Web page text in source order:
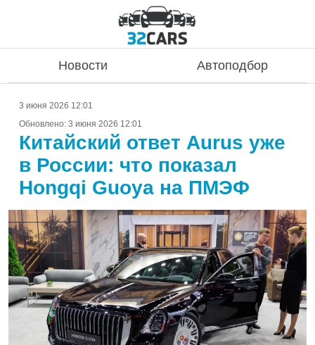
Новости Автоподбор
3 июня 2026 12:01
Обновлено: 3 июня 2026 12:01
Китайский ответ Aurus уже
в России: что показал
Hongqi Guoya на ПМЭФ